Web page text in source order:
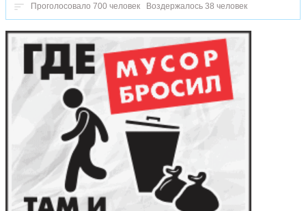
Проголосовало 700 человек Воздержалось 38 человек